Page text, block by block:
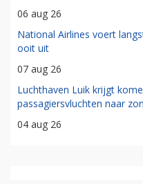
06 aug 26
National Airlines voert
ooit uit
07 aug 26
Luchthaven Luik krijgt
passagiersvluchten naar
04 aug 26